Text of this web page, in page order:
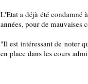
L'Etat a déjà été condamné
années, pour de mauvaises
"Il est intéressant de noter
en place dans les cours